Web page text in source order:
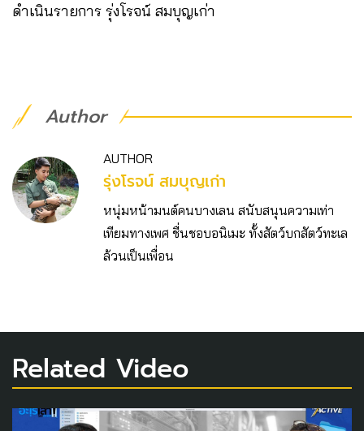
ดำเนินรายการ รุ่งโรจน์ สมบุญเก่า
Author
AUTHOR
รุ่งโรจน์ สมบุญเก่า
หนุ่มหน้ามนต์คนบางเลน สนับสนุนความเท่า
เทียมทางเพศ ชื่นชอบอนิเมะ ทั้งสัตว์บกสัตว์ทะเล
ล้วนเป็นเพื่อน
Related Video